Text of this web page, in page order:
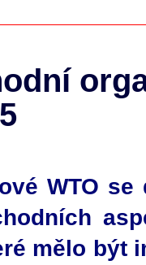
WTO
mělo být